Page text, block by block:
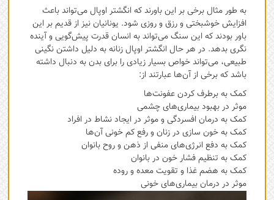
به طور مثال برخی بر این باورند که انگشتر اوپال می‌تواند باعث
افزایش خوشبختی و رزق و روزی شود. یونانیان نیز از قدیم بر این
باور بودند که این سنگ می‌تواند به انسان قدرت ‌پیش‌گویی و آینده
نگری بدهد. در هر حال انگشتر اوپال زنانه به دلیل داشتن نگینی
طبیعی، می‌تواند خواص بسیار زیادی را برای بدن به دنبال داشته
باشد که برخی از آن‌ها عبارتند از:
کمک به برطرف کردن عفونت‌ها
موثر در بهبود بیماری‌های چشمی‌
کمک به درمان افسردگی و موثر در ایجاد نشاط در افراد
کمک به خون سازی در زنان و رفع کم خونی آن‌ها
کمک به دفع انرژی‌های منفی از ذهن و روح بانوان
کمک به تنظیم فشار خون در بانوان
کمک به هضم غذا و تقویت معده و روده
موثر در درمان بیماری‌های خونی